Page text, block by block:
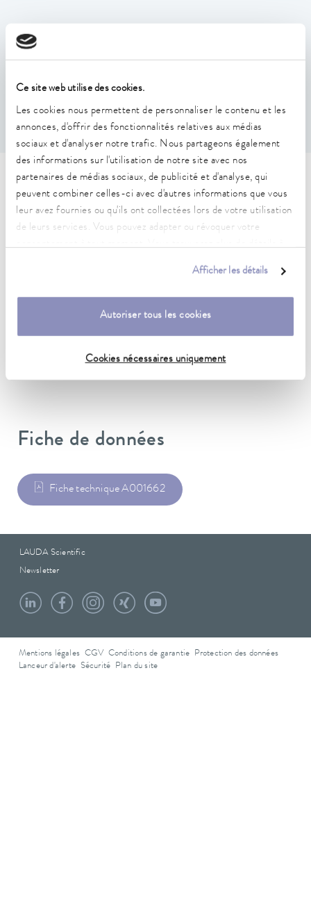
Ce site web utilise des cookies.
Les cookies nous permettent de personnaliser le contenu et les
annonces, d'offrir des fonctionnalités relatives aux médias
sociaux et d'analyser notre trafic. Nous partageons également
des informations sur l'utilisation de notre site avec nos
partenaires de médias sociaux, de publicité et d'analyse, qui
peuvent combiner celles-ci avec d'autres informations que vous
leur avez fournies ou qu'ils ont collectées lors de votre utilisation
de leurs services. Vous pouvez adapter ou révoquer votre
Afficher les détails
Autoriser tous les cookies
Cookies nécessaires uniquement
Caractéristiques
Couvercle de bain avec poignée, en une pièce réduisant
convient pour U 12, U 1225, U 1245, U 20, U 2040
Caractéristiques techniques
(selon DIN 12876)
Matériau
Fiche de données
Fiche technique A001662
LAUDA Scientific
Newsletter
Mentions légales CGV Conditions de garantie
Protection des données
Lanceur d'alerte Sécurité Plan du site